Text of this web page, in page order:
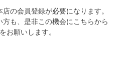
の会員登録が必要になります。
も、是非この機会にこちらから
お願いします。